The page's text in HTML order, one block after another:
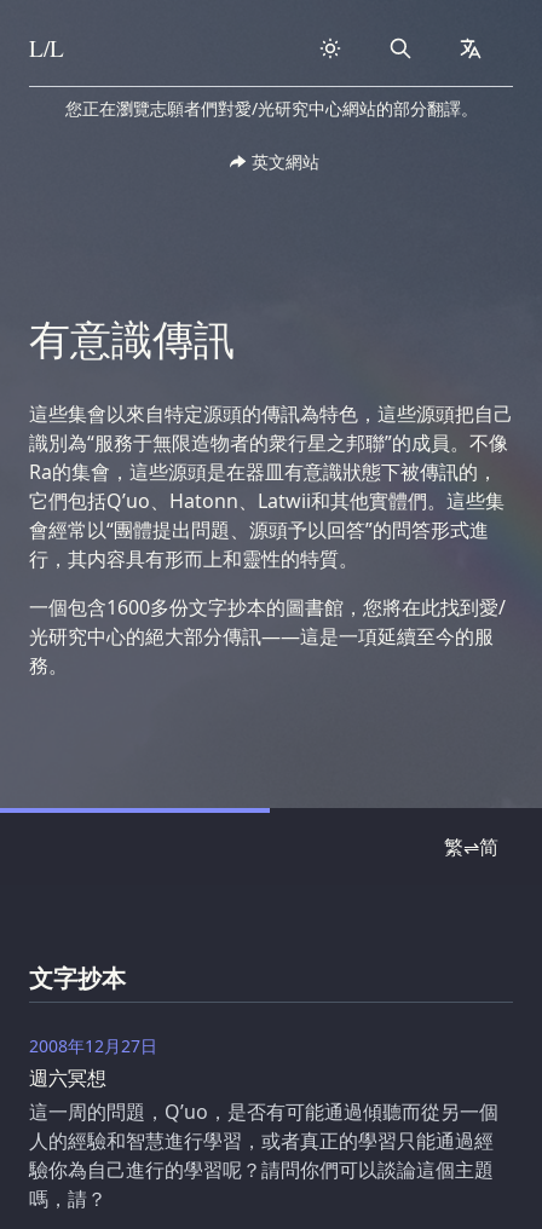
Skip to content
L/L Search
您正在瀏覽志願者們對愛/光研究中心網站的部分翻譯。
英文網站
有意識傳訊
這些集會以來自特定源頭的傳訊為特色，這些源頭把自己
識別為“服務于無限造物者的衆行星之邦聯”的成員。不像
Ra的集會，這些源頭是在器皿有意識狀態下被傳訊的，
它們包括Q’uo、Hatonn、Latwii和其他實體們。這些集
會經常以“團體提出問題、源頭予以回答”的問答形式進
行，其内容具有形而上和靈性的特質。
一個包含1600多份文字抄本的圖書館，您將在此找到愛/
光研究中心的絕大部分傳訊——這是一項延續至今的服
務。
繁⇌简
文字抄本
2008年12月27日
週六冥想
這一周的問題，Q’uo，是否有可能通過傾聽而從另一個
人的經驗和智慧進行學習，或者真正的學習只能通過經
驗你為自己進行的學習呢？請問你們可以談論這個主題
嗎，請？